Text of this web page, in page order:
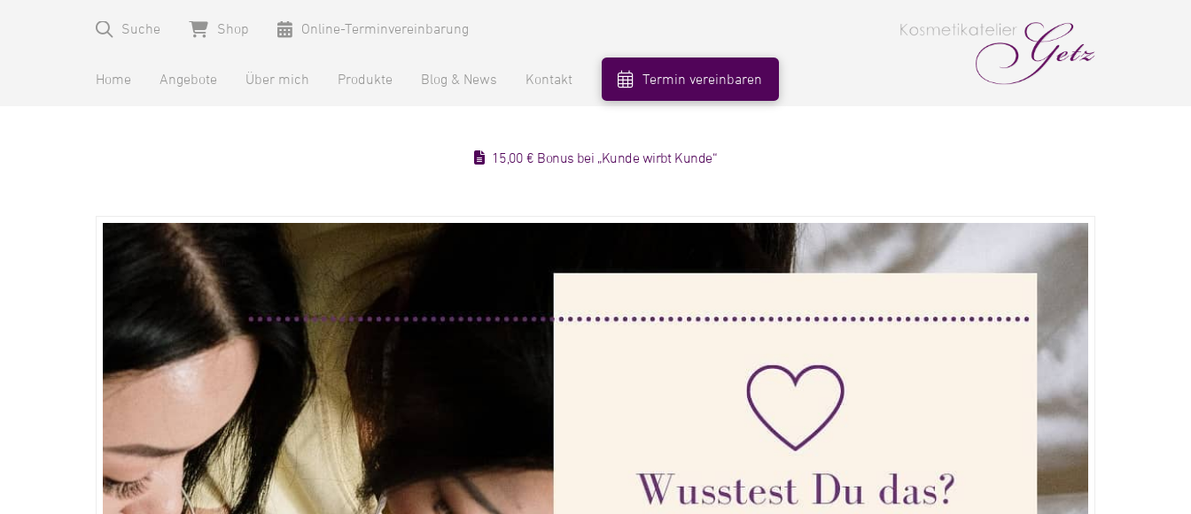
Suche Shop Online-Terminvereinbarung
Home Angebote Über mich Produkte Blog & News Kontakt Termin vereinbaren
15,00 € Bonus bei „Kunde wirbt Kunde“